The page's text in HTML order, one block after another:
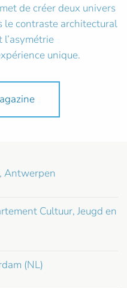
de créer deux univers
le contraste architectural
unique.
Antwerpen
Cultuur, Jeugd en
(NL)